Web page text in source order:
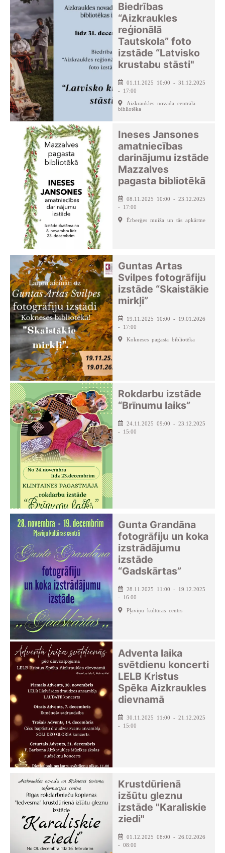
Biedrības
“Aizkraukles
reģionālā
Tautskola” foto
izstāde “Latvisko
krustabu stāsti"
01.11.2025 10:00 - 31.12.2025
- 17:00
Aizkraukles novada centrālā
bibliotēka
Ineses Jansones
amatniecības
darinājumu izstāde
Mazzalves
pagasta bibliotēkā
08.11.2025 10:00 - 23.12.2025
- 17:00
Ērberģes muiža un tās apkārtne
Guntas Artas
Svilpes fotogrāfiju
izstāde “Skaistākie
mirkļi”
19.11.2025 10:00 - 19.01.2026
- 17:00
Kokneses pagasta bibliotēka
Rokdarbu izstāde
“Brīnumu laiks”
24.11.2025 09:00 - 23.12.2025
- 15:00
Gunta Grandāna
fotogrāfiju un koka
izstrādājumu
izstāde
“Gadskārtas”
28.11.2025 11:00 - 19.12.2025
- 16:00
Pļaviņu kultūras centrs
Adventa laika
svētdienu koncerti
LELB Kristus
Spēka Aizkraukles
dievnamā
30.11.2025 11:00 - 21.12.2025
- 15:00
Krustdūrienā
izšūtu gleznu
izstāde "Karaliskie
ziedi"
01.12.2025 08:00 - 26.02.2026
- 08:00